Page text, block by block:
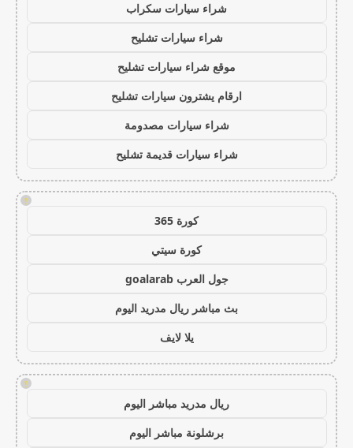
شراء سيارات سكراب
شراء سيارات تشليح
موقع شراء سيارات تشليح
ارقام يشترون سيارات تشليح
شراء سيارات مصدومة
شراء سيارات قديمة تشليح
!
كورة 365
كورة سيتي
جول العرب goalarab
بث مباشر ريال مدريد اليوم
يلا لايف
!
ريال مدريد مباشر اليوم
برشلونة مباشر اليوم